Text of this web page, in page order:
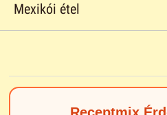
Mexikói étel